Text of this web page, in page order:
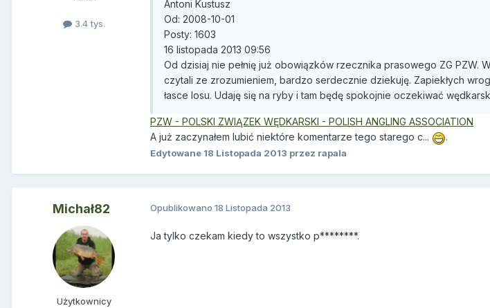
3.4 tys.
Antoni Kustusz
Od: 2008-10-01
Posty: 1603
16 listopada 2013 09:56
Od dzisiaj nie pełnię już obowiązków rzecznika prasowego ZG PZW.
czytali ze zrozumieniem, bardzo serdecznie dziekuję. Zapiekłych
łasce losu. Udaję się na ryby i tam będę spokojnie oczekiwać
PZW - POLSKI ZWIĄZEK WĘDKARSKI - POLISH ANGLING ASSOCIATION
A już zaczynałem lubić niektóre komentarze tego starego c...
.
Edytowane 18 Listopada 2013 przez rapala
Michał82
Użytkownicy
Opublikowano 18 Listopada 2013
Ja tylko czekam kiedy to wszystko p********.